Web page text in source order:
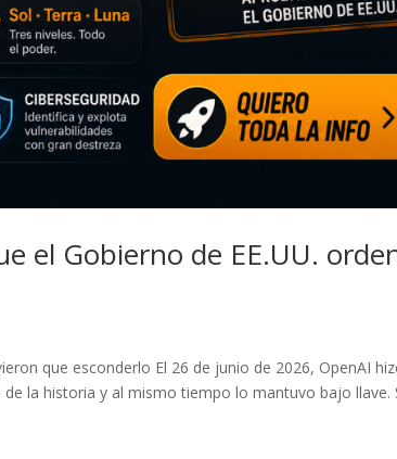
el Gobierno de EE.UU.
que esconderlo El 26 de junio de 2026, OpenAI
la historia y al mismo tiempo lo mantuvo bajo llave.